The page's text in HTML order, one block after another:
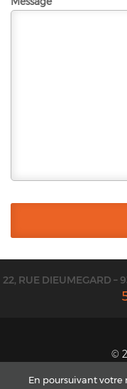
22, RUE DIEUMEGARD –
©
En poursuivant votre